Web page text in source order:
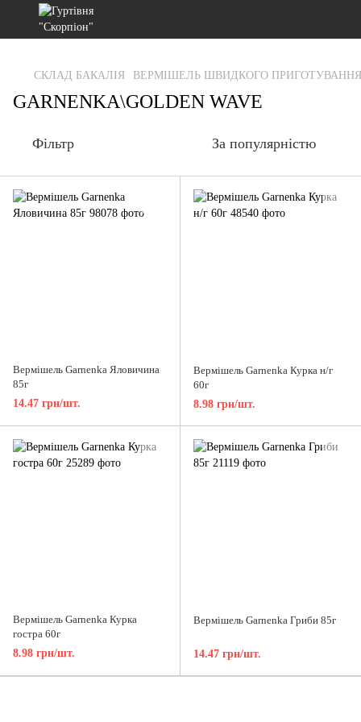
gtag('js', new Date()); gtag('config', 'G-RFXCKGNRF7');
СКЛАД БАКАЛІЯ ВЕРМІШЕЛЬ ШВИДКОГО ПРИГОТУВАННЯ
GARNENKA\GOLDEN WAVE
Фільтр За популярністю
Вермішель Garnenka Яловичина
85г
14.47 грн/шт.
Вермішель Garnenka Курка н/г
60г
8.98 грн/шт.
Вермішель Garnenka Курка
гостра 60г
8.98 грн/шт.
Вермішель Garnenka Гриби 85г
14.47 грн/шт.